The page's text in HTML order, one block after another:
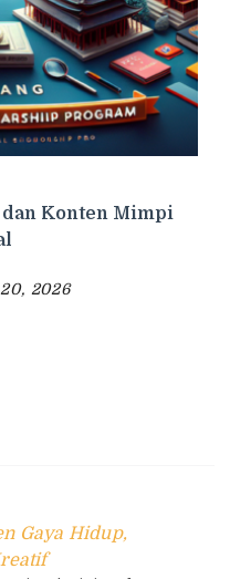
dan Konten Mimpi
2026
Gaya Hidup,